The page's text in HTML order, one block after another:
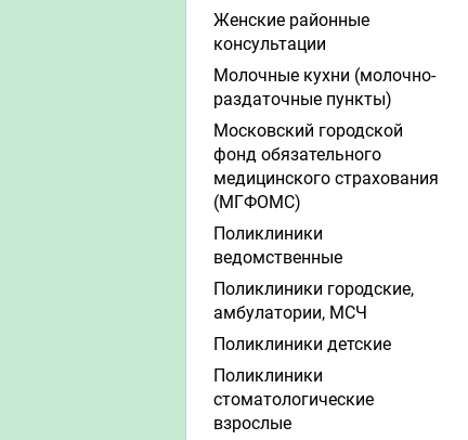
Женские районные
консультации
Молочные кухни (молочно-
раздаточные пункты)
Московский городской
фонд обязательного
медицинского страхования
(МГФОМС)
Поликлиники
ведомственные
Поликлиники городские,
амбулатории, МСЧ
Поликлиники детские
Поликлиники
стоматологические
взрослые